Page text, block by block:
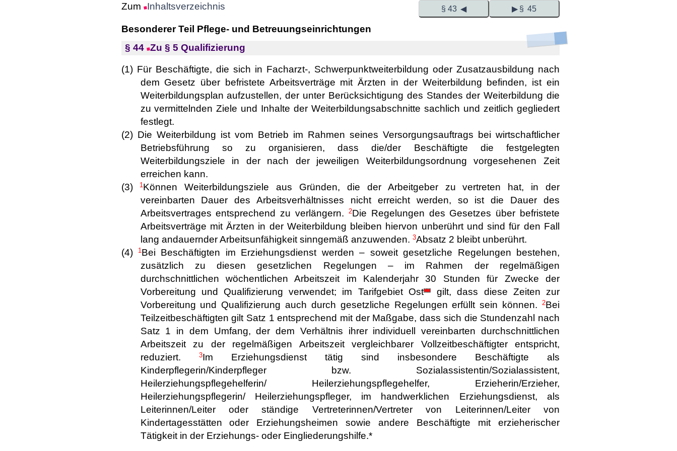
Zum Inhaltsverzeichnis § 43 ◀ ▶ § 45
Besonderer Teil Pflege- und Betreuungseinrichtungen
§ 44 Zu § 5 Qualifizierung
(1) Für Beschäftigte, die sich in Facharzt-, Schwerpunktweiterbildung oder Zusatzausbildung nach
dem Gesetz über befristete Arbeitsverträge mit Ärzten in der Weiterbildung befinden, ist ein
Weiterbildungsplan aufzustellen, der unter Berücksichtigung des Standes der Weiterbildung die
zu vermittelnden Ziele und Inhalte der Weiterbildungsabschnitte sachlich und zeitlich gegliedert
festlegt.
(2) Die Weiterbildung ist vom Betrieb im Rahmen seines Versorgungsauftrags bei wirtschaftlicher
Betriebsführung so zu organisieren, dass die/der Beschäftigte die festgelegten
Weiterbildungsziele in der nach der jeweiligen Weiterbildungsordnung vorgesehenen Zeit
erreichen kann.
(3)
1 Können Weiterbildungsziele aus Gründen, die der Arbeitgeber zu vertreten hat, in der
vereinbarten Dauer des Arbeitsverhältnisses nicht erreicht werden, so ist die Dauer des
Arbeitsvertrages entsprechend zu verlängern.
2Die Regelungen des Gesetzes über befristete
Arbeitsverträge mit Ärzten in der Weiterbildung bleiben hiervon unberührt und sind für den Fall
lang andauernder Arbeitsunfähigkeit sinngemäß anzuwenden. 3Absatz 2 bleibt unberührt.
(4)
1Bei Beschäftigten im Erziehungsdienst werden – soweit gesetzliche Regelungen bestehen,
zusätzlich zu diesen gesetzlichen Regelungen – im Rahmen der regelmäßigen
durchschnittlichen wöchentlichen Arbeitszeit im Kalenderjahr 30 Stunden für Zwecke der
Vorbereitung und Qualifizierung verwendet; im Tarifgebiet Ost
gilt, dass diese Zeiten zur
Vorbereitung und Qualifizierung auch durch gesetzliche Regelungen erfüllt sein können.
2Bei
Teilzeitbeschäftigten gilt Satz 1 entsprechend mit der Maßgabe, dass sich die Stundenzahl nach
Satz 1 in dem Umfang, der dem Verhältnis ihrer individuell vereinbarten durchschnittlichen
Arbeitszeit zu der regelmäßigen Arbeitszeit vergleichbarer Vollzeitbeschäftigter entspricht,
reduziert.
3Im Erziehungsdienst tätig sind insbesondere Beschäftigte als
Kinderpflegerin/Kinderpfleger bzw. Sozialassistentin/Sozialassistent,
Heilerziehungspflegehelferin/ Heilerziehungspflegehelfer, Erzieherin/Erzieher,
Heilerziehungspflegerin/ Heilerziehungspfleger, im handwerklichen Erziehungsdienst, als
Leiterinnen/Leiter oder ständige Vertreterinnen/Vertreter von Leiterinnen/Leiter von
Kindertagesstätten oder Erziehungsheimen sowie andere Beschäftigte mit erzieherischer
Tätigkeit in der Erziehungs- oder Eingliederungshilfe.*